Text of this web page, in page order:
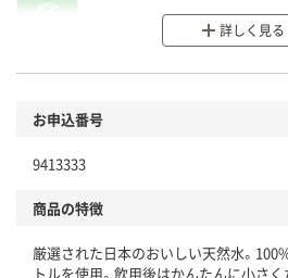
分別・リサイクル
商品
本体
仕組
アスクルで資源
詳しく見る
お申込番号
9413333
商品の特徴
厳選された日本のおいしい天然水。
トルを使用。飲用後はかんたんに小さく